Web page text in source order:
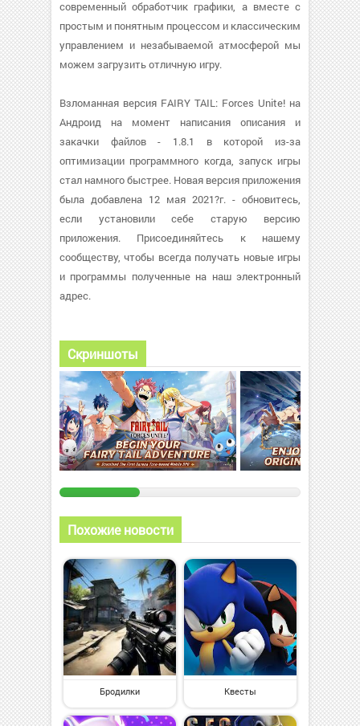
современный обработчик графики, а вместе с
простым и понятным процессом и классическим
управлением и незабываемой атмосферой мы
можем загрузить отличную игру.
Взломанная версия FAIRY TAIL: Forces Unite! на
Андроид на момент написания описания и
закачки файлов - 1.8.1 в которой из-за
оптимизации программного когда, запуск игры
стал намного быстрее. Новая версия приложения
была добавлена 12 мая 2021?г. - обновитесь,
если установили себе старую версию
приложения. Присоединяйтесь к нашему
сообществу, чтобы всегда получать новые игры
и программы полученные на наш электронный
адрес.
Скриншоты
Похожие новости
Бродилки Квесты